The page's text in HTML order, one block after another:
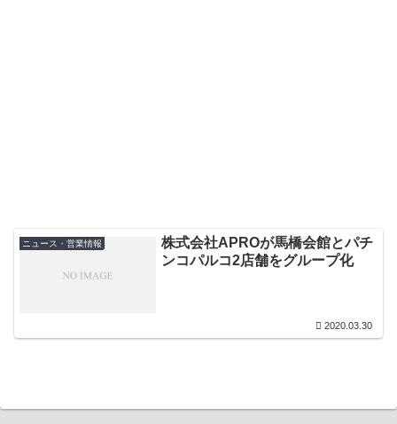
ニュース・営業情報
株式会社APROが馬橋会館とパチ
ンコパルコ2店舗をグループ化
2020.03.30